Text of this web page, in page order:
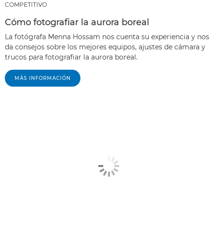
COMPETITIVO
Cómo fotografiar la aurora boreal
La fotógrafa Menna Hossam nos cuenta su experiencia y nos
da consejos sobre los mejores equipos, ajustes de cámara y
trucos para fotografiar la aurora boreal.
MÁS INFORMACIÓN